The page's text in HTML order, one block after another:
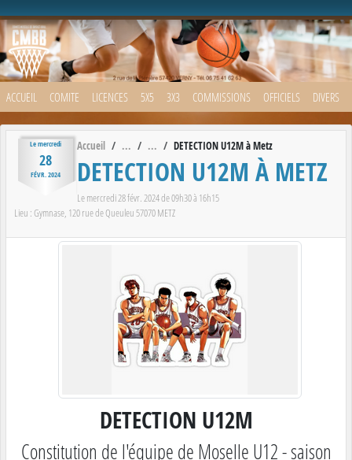
ACCUEIL COMITE LICENCES 5X5 3X3 COMMISSIONS OFFICIELS DIVERS
Lemercredi
28
FÉVR.2024
Accueil DETECTION U12M à Metz
DETECTION U12M À METZ
Lemercredi28févr. 2024de 09h30 à 16h15
Lieu :Gymnase, 120 rue de Queuleu 57070METZ
DETECTION U12M
Constitution de l'équipe de Moselle U12 - saison